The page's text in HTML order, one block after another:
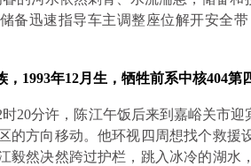
备迅速指导车主调整座位解开安全
，1993年12月生，牺牲前系中核404
时20分许，陈江午饭后来到嘉峪关市
的方向移动。他环视四周想找个救
毅然决然跨过护栏，跳入冰冷的湖